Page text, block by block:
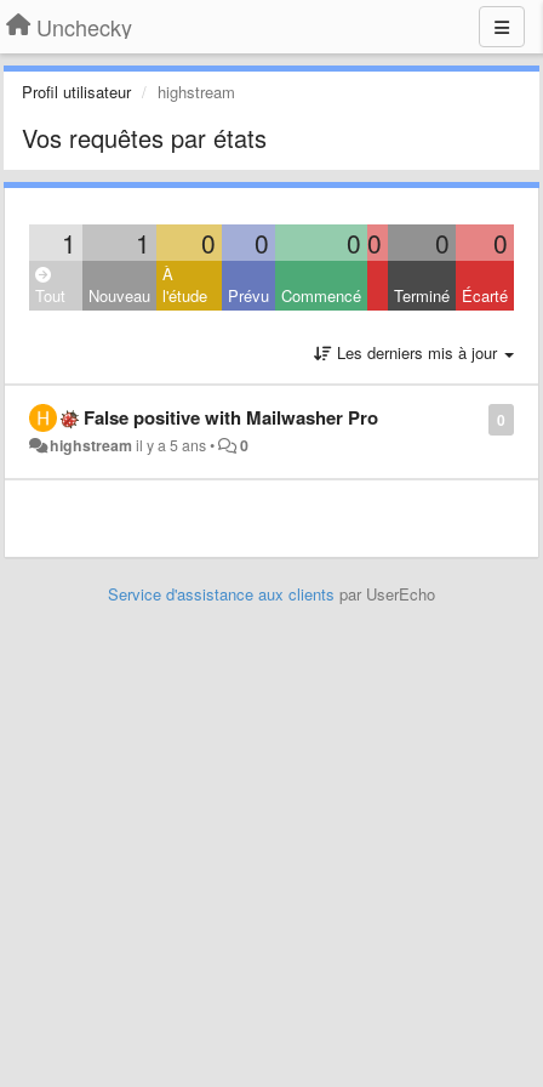
Unchecky
Profil utilisateur highstream
Vos requêtes par états
1 1 0 0 0 0 0 0
Tout Nouveau
À
l'étude
Prévu Commencé Terminé Écarté
Les derniers mis à jour
0
False positive with Mailwasher Pro
highstream il y a 5 ans• 0
Service d'assistance aux clients par UserEcho